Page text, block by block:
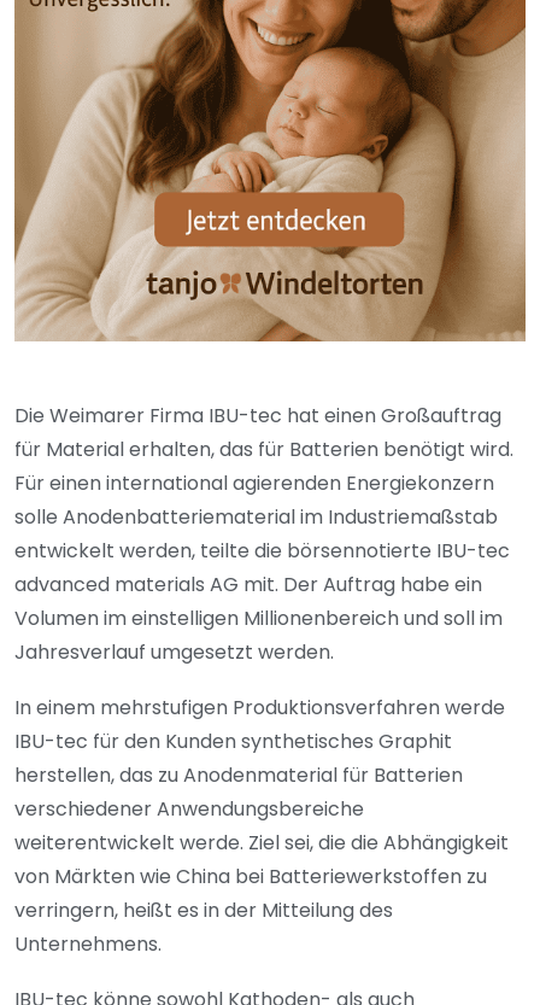
Die Weimarer Firma IBU-tec hat einen Großauftrag
für Material erhalten, das für Batterien benötigt wird.
Für einen international agierenden Energiekonzern
solle Anodenbatteriematerial im Industriemaßstab
entwickelt werden, teilte die börsennotierte IBU-tec
advanced materials AG mit. Der Auftrag habe ein
Volumen im einstelligen Millionenbereich und soll im
Jahresverlauf umgesetzt werden.
In einem mehrstufigen Produktionsverfahren werde
IBU-tec für den Kunden synthetisches Graphit
herstellen, das zu Anodenmaterial für Batterien
verschiedener Anwendungsbereiche
weiterentwickelt werde. Ziel sei, die die Abhängigkeit
von Märkten wie China bei Batteriewerkstoffen zu
verringern, heißt es in der Mitteilung des
Unternehmens.